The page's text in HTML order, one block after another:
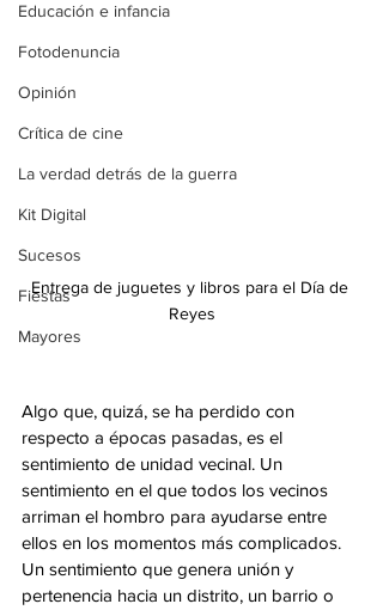
Educación e infancia
Fotodenuncia
Opinión
Crítica de cine
La verdad detrás de la guerra
Kit Digital
Sucesos
Fiestas
Mayores
Entrega de juguetes y libros para el Día de
Reyes
Algo que, quizá, se ha perdido con
respecto a épocas pasadas, es el
sentimiento de unidad vecinal. Un
sentimiento en el que todos los vecinos
arriman el hombro para ayudarse entre
ellos en los momentos más complicados.
Un sentimiento que genera unión y
pertenencia hacia un distrito, un barrio o